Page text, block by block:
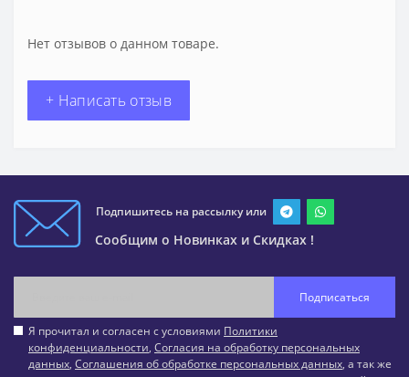
Нет отзывов о данном товаре.
+ Написать отзыв
Подпишитесь на рассылку или
Сообщим о Новинках и Скидках !
Подписаться
Я прочитал и согласен с условиями Политики
конфиденциальности, Согласия на обработку персональных
данных, Соглашения об обработке персональных данных, а так же